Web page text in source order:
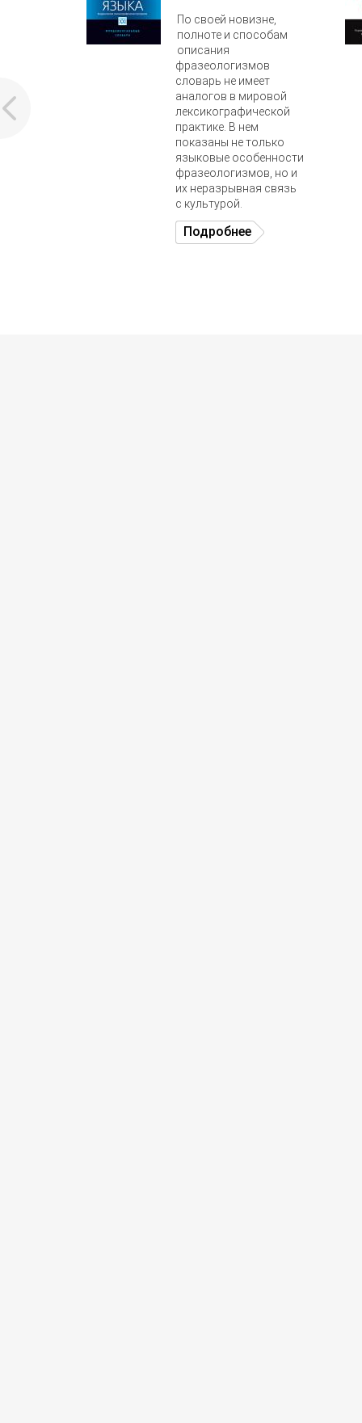
По своей новизне,
полноте и способам
описания
фразеологизмов
словарь не имеет
аналогов в мировой
лексикографической
практике. В нем
показаны не только
языковые особенности
фразеологизмов, но и
их неразрывная связь
с культурой.
Подробнее